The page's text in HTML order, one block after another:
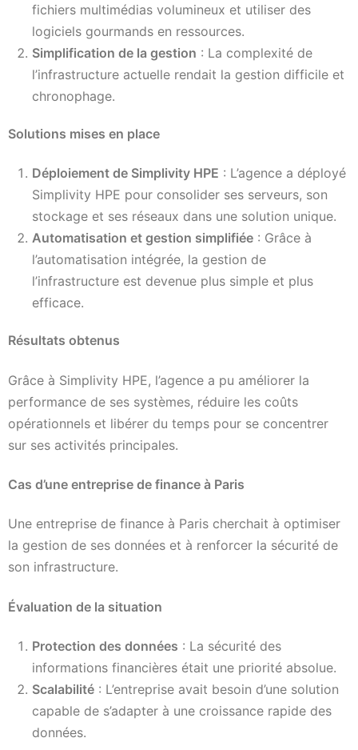
fichiers multimédias volumineux et utiliser des
logiciels gourmands en ressources.
Simplification de la gestion : La complexité de
l’infrastructure actuelle rendait la gestion difficile et
chronophage.
Solutions mises en place
Déploiement de Simplivity HPE : L’agence a déployé
Simplivity HPE pour consolider ses serveurs, son
stockage et ses réseaux dans une solution unique.
Automatisation et gestion simplifiée : Grâce à
l’automatisation intégrée, la gestion de
l’infrastructure est devenue plus simple et plus
efficace.
Résultats obtenus
Grâce à Simplivity HPE, l’agence a pu améliorer la
performance de ses systèmes, réduire les coûts
opérationnels et libérer du temps pour se concentrer
sur ses activités principales.
Cas d’une entreprise de finance à Paris
Une entreprise de finance à Paris cherchait à optimiser
la gestion de ses données et à renforcer la sécurité de
son infrastructure.
Évaluation de la situation
Protection des données : La sécurité des
informations financières était une priorité absolue.
Scalabilité : L’entreprise avait besoin d’une solution
capable de s’adapter à une croissance rapide des
données.